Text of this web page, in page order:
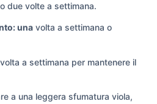
due volte a settimana.
una volta a settimana o
a settimana per mantenere il
a una leggera sfumatura viola,